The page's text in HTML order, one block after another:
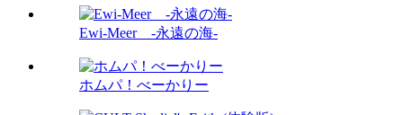
Ewi-Meer -永遠の海-
ホムパ！べーかりー